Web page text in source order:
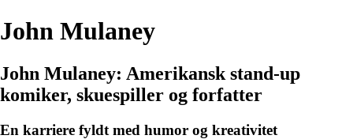
John Mulaney
John Mulaney: Amerikansk stand-up
komiker, skuespiller og forfatter
En karriere fyldt med humor og kreativitet